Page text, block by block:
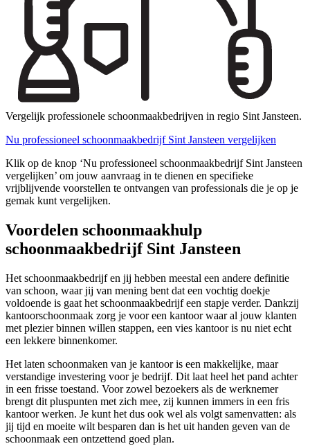
Vergelijk professionele schoonmaakbedrijven in regio Sint Jansteen.
Nu professioneel schoonmaakbedrijf Sint Jansteen vergelijken
Klik op de knop ‘Nu professioneel schoonmaakbedrijf Sint Jansteen
vergelijken’ om jouw aanvraag in te dienen en specifieke
vrijblijvende voorstellen te ontvangen van professionals die je op je
gemak kunt vergelijken.
Voordelen schoonmaakhulp
schoonmaakbedrijf Sint Jansteen
Het schoonmaakbedrijf en jij hebben meestal een andere definitie
van schoon, waar jij van mening bent dat een vochtig doekje
voldoende is gaat het schoonmaakbedrijf een stapje verder. Dankzij
kantoorschoonmaak zorg je voor een kantoor waar al jouw klanten
met plezier binnen willen stappen, een vies kantoor is nu niet echt
een lekkere binnenkomer.
Het laten schoonmaken van je kantoor is een makkelijke, maar
verstandige investering voor je bedrijf. Dit laat heel het pand achter
in een frisse toestand. Voor zowel bezoekers als de werknemer
brengt dit pluspunten met zich mee, zij kunnen immers in een fris
kantoor werken. Je kunt het dus ook wel als volgt samenvatten: als
jij tijd en moeite wilt besparen dan is het uit handen geven van de
schoonmaak een ontzettend goed plan.